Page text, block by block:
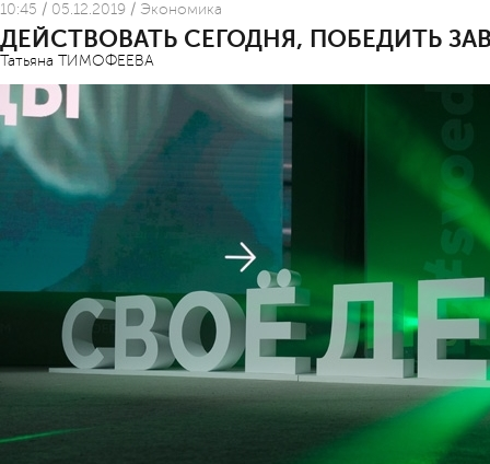
10:45 / 05.12.2019 / Экономика
ДЕЙСТВОВАТЬ СЕГОДНЯ, ПОБЕДИТЬ
Татьяна ТИМОФЕЕВА